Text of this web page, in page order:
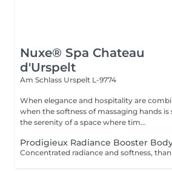
Nuxe® Spa Chateau
d'Urspelt
Am Schlass Urspelt L-9774
When elegance and hospitality are
when the softness of massaging hands is
the serenity of a space where tim...
Prodigieux Radiance Booster